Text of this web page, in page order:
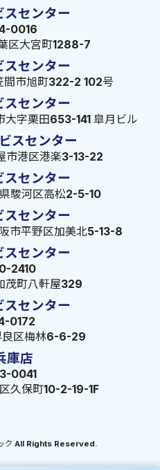
スセンター
0016
区大宮町1288-7
スセンター
間市旭町322-2 102号
スセンター
字栗田653-141 皐月ビル
スセンター
市港区港楽3-13-22
スセンター
駿河区高松2-5-10
スセンター
市平野区加美北5-13-8
スセンター
2410
茂町八軒屋329
スセンター
0172
良区梅林6-6-29
庫店
0041
久保町10-2-19-1F
ク All Rights Reserved.